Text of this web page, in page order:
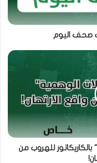
صحف اليوم
للهروب من